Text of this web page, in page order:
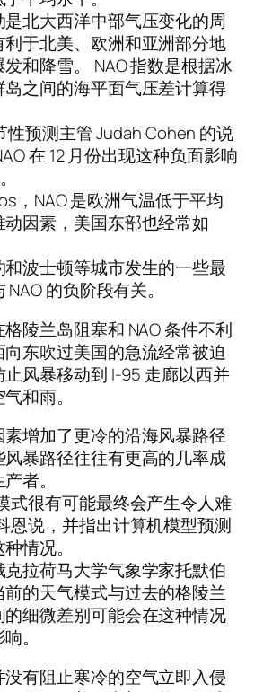
北大西洋中部气压变化的周
于北美、欧洲和亚洲部分地
和降雪。 NAO 指数是根据冰
岛之间的海平面气压差计算得
性预测主管 Judah Cohen 的说
在 12 月份出现这种负面影响
，NAO 是欧洲气温低于平均
因素，美国东部也经常如
波士顿等城市发生的一些最
的负阶段有关。
陵兰岛阻塞和 NAO 条件不利
东吹过美国的急流经常被迫
风暴移动到 I-95 走廊以西并
和雨。
增加了更冷的沿海风暴路径
风暴路径往往有更高的几率成
者。
式很有可能最终会产生令人难
恩说，并指出计算机模型预测
情况。
拉荷马大学气象学家托默伯
的天气模式与过去的格陵兰
的细微差别可能会在这种情况
。
有阻止寒冷的空气立即入侵